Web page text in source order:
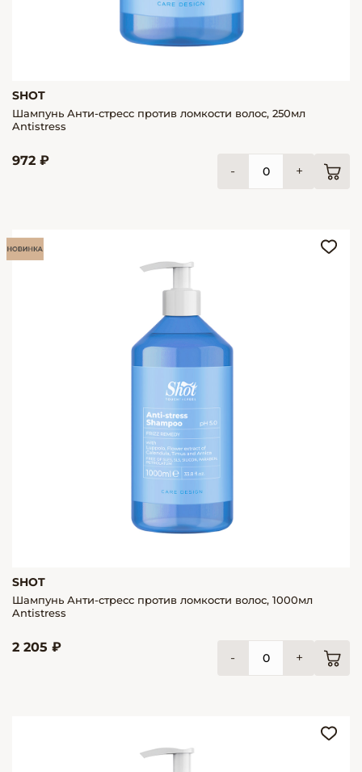
SHOT
Шампунь Анти-стресс против ломкости волос, 250мл
Antistress
972 ₽
- +
SHOT
Шампунь Анти-стресс против ломкости волос, 1000мл
Antistress
2 205 ₽
- +